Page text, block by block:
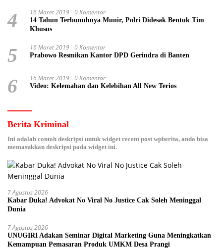
4 16 Maret 2019 0 Komentar
14 Tahun Terbunuhnya Munir, Polri Didesak Bentuk Tim
Khusus
5 16 Maret 2019 0 Komentar
Prabowo Resmikan Kantor DPD Gerindra di Banten
6 16 Maret 2019 0 Komentar
Video: Kelemahan dan Kelebihan All New Terios
Berita Kriminal
Ini adalah contoh deskripsi untuk widget recent post wpberita, anda bisa
memasukkan deskripsi pada widget ini.
7 Agustus 2026
Kabar Duka! Advokat No Viral No Justice Cak Soleh Meninggal
Dunia
7 Agustus 2026
UNUGIRI Adakan Seminar Digital Marketing Guna Meningkatkan
Kemampuan Pemasaran Produk UMKM Desa Prangi